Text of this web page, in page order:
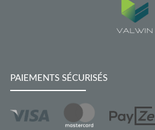
PAIEMENTS SÉCURISÉS